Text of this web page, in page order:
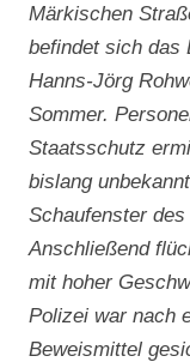
Märkischen
befindet sich das
Hanns-Jörg
Sommer.
Staatsschutz
bislang
Schaufenster
Anschließend
mit hoher
Polizei war nach
Beweismittel